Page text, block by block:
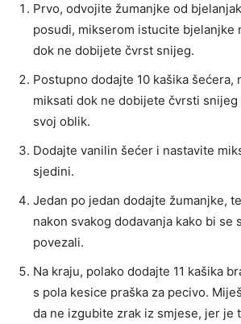
Prvo, odvojite žumanjke od
posudi, mikserom istucite bjelanjke
dok ne dobijete čvrst snijeg.
Postupno dodajte 10 kašika šećera,
miksati dok ne dobijete čvrsti
svoj oblik.
Dodajte vanilin šećer i nastavite
sjedini.
Jedan po jedan dodajte žumanjke,
nakon svakog dodavanja kako bi se
povezali.
Na kraju, polako dodajte 11 kašika
s pola kesice praška za pecivo.
da ne izgubite zrak iz smjese, jer je